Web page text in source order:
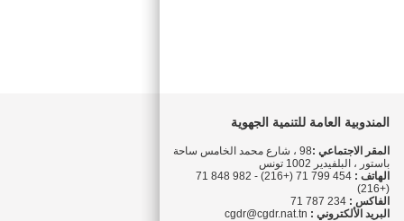
المندوبية العامة للتنمية الجهوية
المقر الاجتماعي :
98 ، شارع محمد الخامس ساحة
باستور ، البلفيدير 1002 تونس
الهاتف :
454 799 71 (+216) - 982 848 71
(+216)
الفاكس :
البريد الألكتروني : cgdr@cgdr.nat.tn